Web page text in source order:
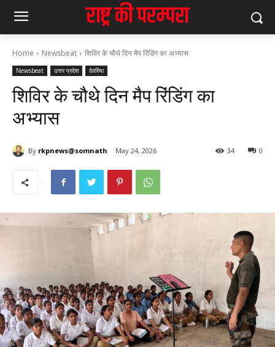
Home Newsbeat शिविर के चौथे दिन मैप रिंडिंग का अभ्यास
Newsbeat उत्तर प्रदेश देवरिया
शिविर के चौथे दिन मैप रिंडिंग का
अभ्यास
By rkpnews@somnath May 24, 2026 0
34